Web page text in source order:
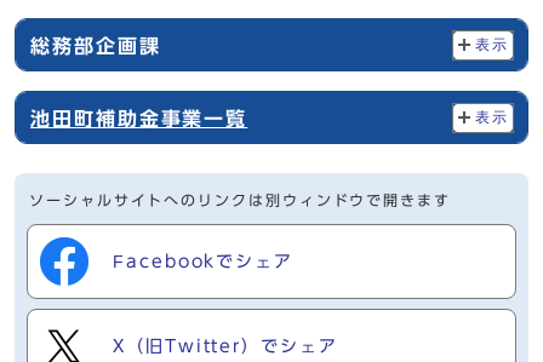
総務部企画課 表示
池田町補助金事業一覧 表示
ソーシャルサイトへのリンクは別ウィンドウで開きます
Facebookでシェア
X（旧Twitter）でシェア